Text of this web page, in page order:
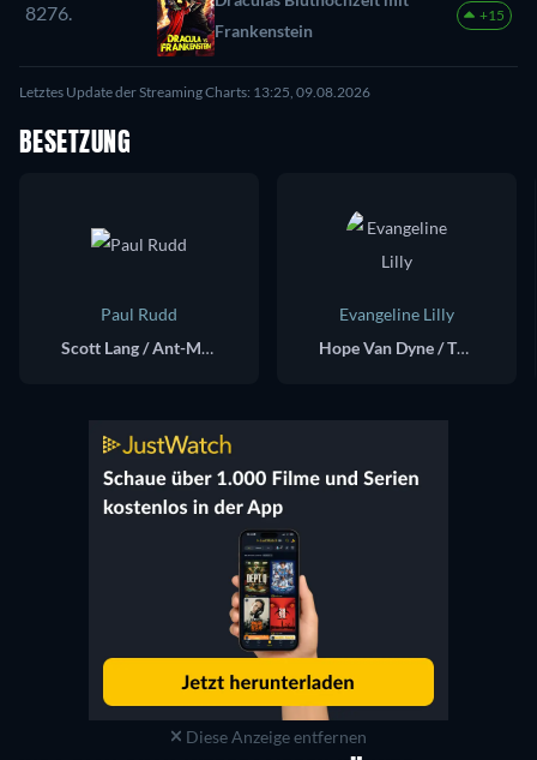
8276.
Frankenstein
+15
Letztes Update der Streaming Charts: 13:25, 09.08.2026
BESETZUNG
Paul Rudd
Scott Lang / Ant-Man
Evangeline Lilly
Hope Van Dyne / The Wasp
Diese Anzeige entfernen